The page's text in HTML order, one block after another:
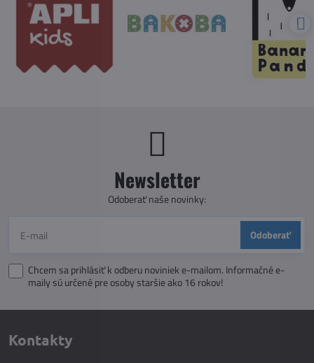
Newsletter
Odoberať naše novinky:
Odoberať
Chcem sa prihlásiť k odberu noviniek e-mailom. Informačné e-
maily sú určené pre osoby staršie ako 16 rokov!
Kontakty